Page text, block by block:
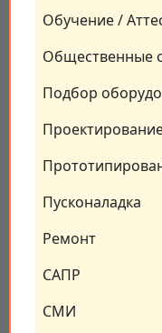
Обучение /
Общественные
Подбор
Пусконаладка
Ремонт
САПР
СМИ